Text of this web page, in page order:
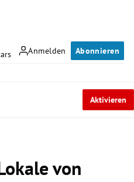
Anmelden Abonnieren
Aktivieren
von